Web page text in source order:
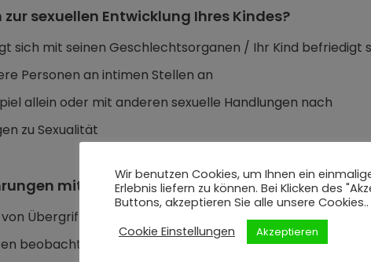
zur sexuellen Entwicklung Ihres Kindes?
sich mit seinen Geschlechtsorganen / Ihr Kind befriedigt
Personen an intimen Stellen an
allein oder mit anderen sexuelle Handlungen nach
zu Sexualität
mit seelischer, körperlicher oder
Übergriffen
beobachtet, dass auf erlittene Übergriffe schließen lässt
Wir benutzen Cookies, um Ihnen ein
Erlebnis liefern zu können. Bei Klicken des
Buttons, akzeptieren Sie alle unsere Cookies..
Cookie Einstellungen
Akzeptieren